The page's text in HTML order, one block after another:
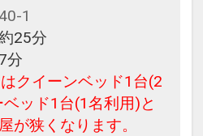
1
25分
分
クイーンベッド1台(2
ッド1台(1名利用)と
が狭くなります。